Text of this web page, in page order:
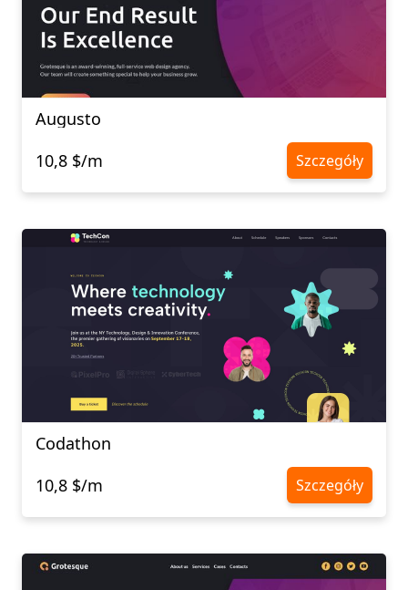
Augusto
10,8 $/m
Szczegóły
Codathon
10,8 $/m
Szczegóły